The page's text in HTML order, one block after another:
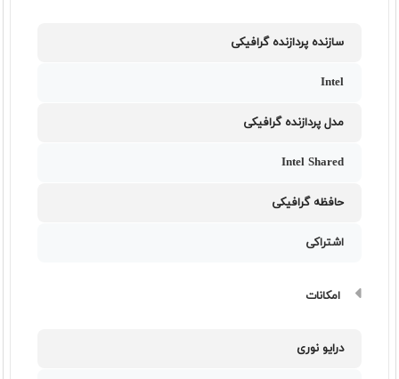
سازنده پردازنده گرافیکی
Intel
مدل پردازنده گرافیکی
Intel Shared
حافظه گرافیکی
اشتراکی
امکانات
درایو نوری